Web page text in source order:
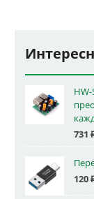
731
120